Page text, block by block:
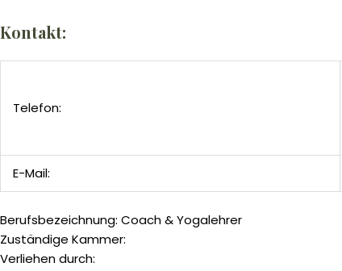
Kontakt:
Telefon:
E-Mail:
Berufsbezeichnung: Coach & Yogalehrer
Zuständige Kammer:
Verliehen durch: